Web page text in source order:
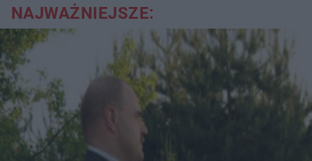
NAJWAŻNIEJSZE: